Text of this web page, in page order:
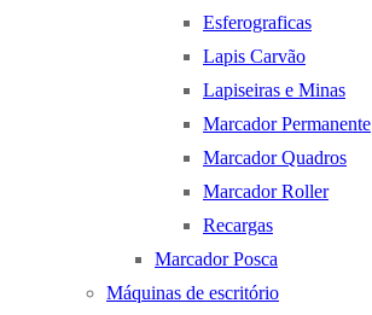
Esferograficas
Lapis Carvão
Lapiseiras e Minas
Marcador Permanente
Marcador Quadros
Marcador Roller
Recargas
Marcador Posca
Máquinas de escritório